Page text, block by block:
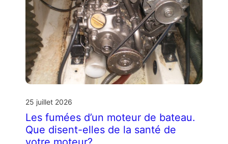
25 juillet 2026
Les fumées d’un moteur de bateau.
Que disent-elles de la santé de